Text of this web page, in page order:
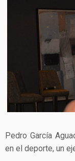
PEDRO
Pedro García
en el deporte, un